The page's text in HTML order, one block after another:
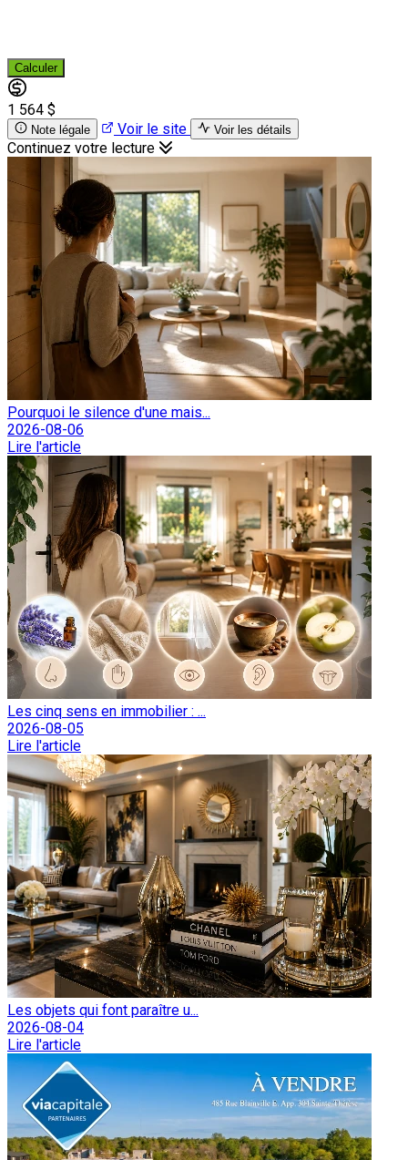
Calculer
1 564 $
Note légale Voir le site Voir les détails
Continuez votre lecture
Pourquoi le silence d'une mais...
2026-08-06
Lire l'article
Les cinq sens en immobilier : ...
2026-08-05
Lire l'article
Les objets qui font paraître u...
2026-08-04
Lire l'article